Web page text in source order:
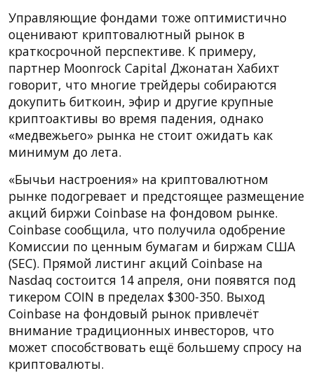
Управляющие фондами тоже оптимистично
оценивают криптовалютный рынок в
краткосрочной перспективе. К примеру,
партнер Moonrock Capital Джонатан Хабихт
говорит, что многие трейдеры собираются
докупить биткоин, эфир и другие крупные
криптоактивы во время падения, однако
«медвежьего» рынка не стоит ожидать как
минимум до лета.
«Бычьи настроения» на криптовалютном
рынке подогревает и предстоящее размещение
акций биржи Coinbase на фондовом рынке.
Coinbase сообщила, что получила одобрение
Комиссии по ценным бумагам и биржам США
(SEC). Прямой листинг акций Coinbase на
Nasdaq состоится 14 апреля, они появятся под
тикером COIN в пределах $300-350. Выход
Coinbase на фондовый рынок привлечёт
внимание традиционных инвесторов, что
может способствовать ещё большему спросу на
криптовалюты.